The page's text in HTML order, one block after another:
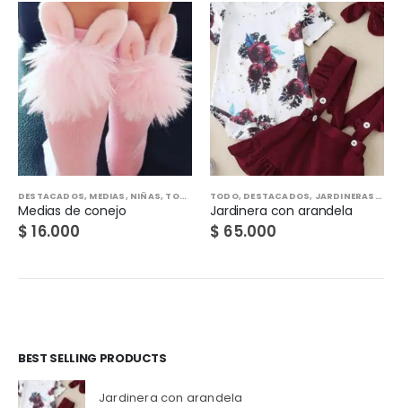
TODO,DESTACADOS,JARDINERAS NIÑAS
Jardinera con arandela
$65.000
TODO,ASOLIADORES,DESTACADOS
Asoliador azul flores
$65.000
BEST SELLING PRODUCTS
Jardinera con arandela